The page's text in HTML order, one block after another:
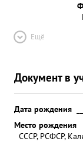
Ещё
Документ в
Дата рождения
Место рождения
СССР, РСФСР,